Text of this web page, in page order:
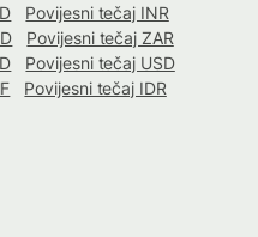
Povijesni tečaj INR
Povijesni tečaj ZAR
Povijesni tečaj USD
Povijesni tečaj IDR